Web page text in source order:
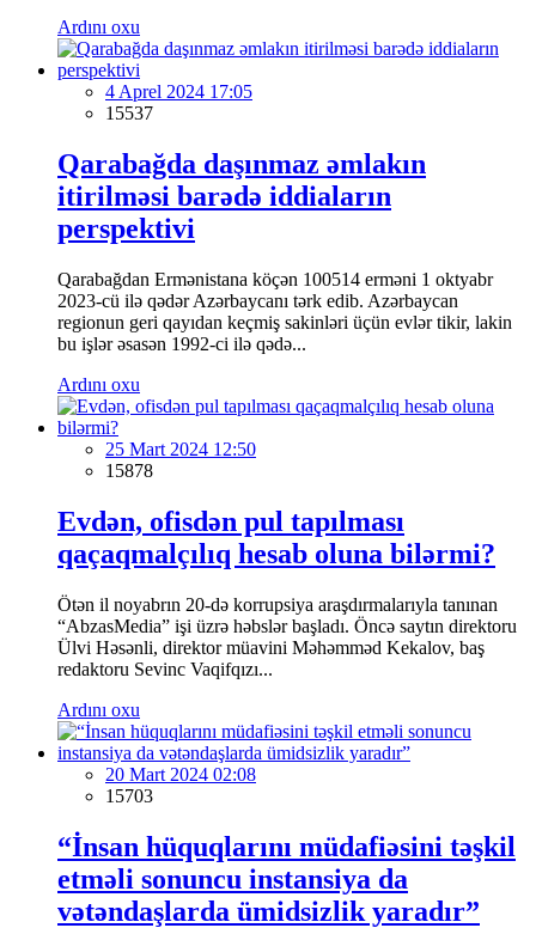
Ardını oxu
4 Aprel 2024 17:05
15537
Qarabağda daşınmaz əmlakın
itirilməsi barədə iddiaların
perspektivi
Qarabağdan Ermənistana köçən 100514 erməni 1 oktyabr
2023-cü ilə qədər Azərbaycanı tərk edib. Azərbaycan
regionun geri qayıdan keçmiş sakinləri üçün evlər tikir, lakin
bu işlər əsasən 1992-ci ilə qədə...
Ardını oxu
25 Mart 2024 12:50
15878
Evdən, ofisdən pul tapılması
qaçaqmalçılıq hesab oluna bilərmi?
Ötən il noyabrın 20-də korrupsiya araşdırmalarıyla tanınan
“AbzasMedia” işi üzrə həbslər başladı. Öncə saytın direktoru
Ülvi Həsənli, direktor müavini Məhəmməd Kekalov, baş
redaktoru Sevinc Vaqifqızı...
Ardını oxu
20 Mart 2024 02:08
15703
“İnsan hüquqlarını müdafiəsini təşkil
etməli sonuncu instansiya da
vətəndaşlarda ümidsizlik yaradır”